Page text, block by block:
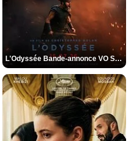
L'Odyssée Bande-annonce VO STFR